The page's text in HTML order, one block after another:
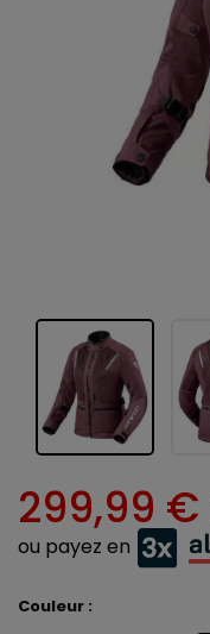
299,99 €
ou payez en
Couleur :